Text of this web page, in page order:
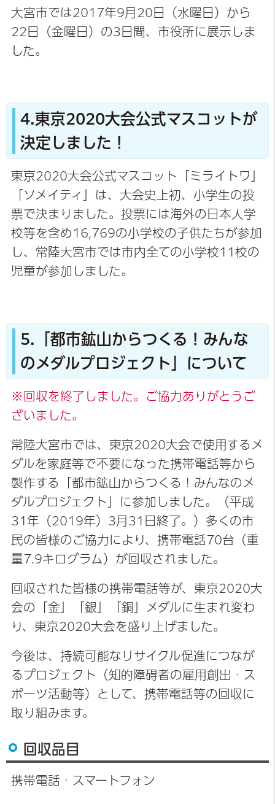
大宮市では2017年9月20日（水曜日）から
22日（金曜日）の3日間、市役所に展示しま
した。
4.東京2020大会公式マスコットが
決定しました！
東京2020大会公式マスコット「ミライトワ」
「ソメイティ」は、大会史上初、小学生の投
票で決まりました。投票には海外の日本人学
校等を含め16,769の小学校の子供たちが参加
し、常陸大宮市では市内全ての小学校11校の
児童が参加しました。
5.「都市鉱山からつくる！みんな
のメダルプロジェクト」について
※回収を終了しました。ご協力ありがとうご
ざいました。
常陸大宮市では、東京2020大会で使用するメ
ダルを家庭等で不要になった携帯電話等から
製作する「都市鉱山からつくる！みんなのメ
ダルプロジェクト」に参加しました。（平成
31年（2019年）3月31日終了。）多くの市
民の皆様のご協力により、携帯電話70台（重
量7.9キログラム）が回収されました。
回収された皆様の携帯電話等が、東京2020大
会の「金」「銀」「銅」メダルに生まれ変わ
り、東京2020大会を盛り上げました。
今後は、持続可能なリサイクル促進につなが
るプロジェクト（知的障碍者の雇用創出・ス
ポーツ活動等）として、携帯電話等の回収に
取り組みます。
回収品目
携帯電話・スマートフォン